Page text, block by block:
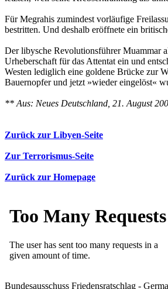
Für Megrahis zumindest vorläufige
bestritten. Und deshalb eröffnete ein
Der libysche Revolutionsführer Muammar
Urheberschaft für das Attentat ein und
Westen lediglich eine goldene Brücke zur
Bauernopfer und jetzt »wieder eingelöst«
** Aus: Neues Deutschland, 21. August
Zurück zur Libyen-Seite
Zur Terrorismus-Seite
Zurück zur Homepage
Bundesausschuss Friedensratschlag -